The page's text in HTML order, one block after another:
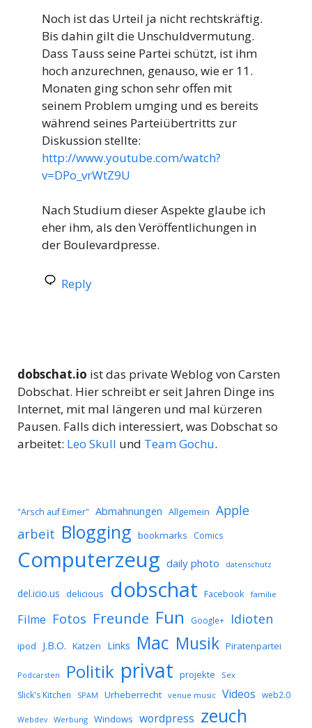
Noch ist das Urteil ja nicht rechtskräftig.
Bis dahin gilt die Unschuldvermutung.
Dass Tauss seine Partei schützt, ist ihm
hoch anzurechnen, genauso, wie er 11.
Monaten ging schon sehr offen mit
seinem Problem umging und es bereits
während seines Parteiübertritts zur
Diskussion stellte:
http://www.youtube.com/watch?
v=DPo_vrWtZ9U
Nach Studium dieser Aspekte glaube ich
eher ihm, als den Veröffentlichungen in
der Boulevardpresse.
Reply
dobschat.io ist das private Weblog von Carsten
Dobschat. Hier schreibt er seit Jahren Dinge ins
Internet, mit mal längeren und mal kürzeren
Pausen. Falls dich interessiert, was Dobschat so
arbeitet: Leo Skull und Team Gochu.
"Arsch auf Eimer" Abmahnungen Allgemein Apple
arbeit Blogging bookmarks Comics
Computerzeug daily photo datenschutz
del.icio.us delicious dobschat Facebook familie
Filme Fotos Freunde Fun Google+ Idioten
ipod J.B.O. Katzen Links Mac Musik Piratenpartei
Podcarsten Politik privat projekte Sex
Slick's Kitchen SPAM Urheberrecht venue music Videos web2.0
Webdev Werbung Windows wordpress zeuch